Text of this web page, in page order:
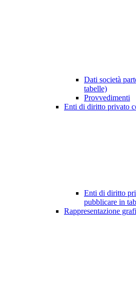
Dati società
tabelle)
Provvedimenti
Enti di diritto privato
Enti di diritto
pubblicare in
Rappresentazione